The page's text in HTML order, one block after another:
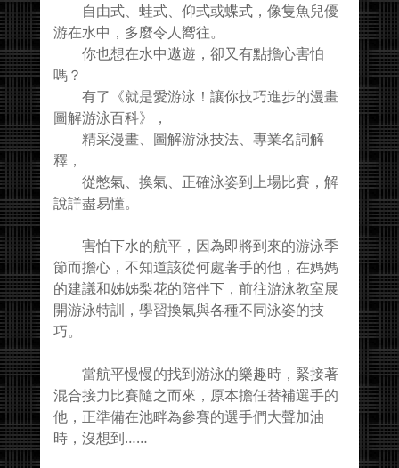
自由式、蛙式、仰式或蝶式，像隻魚兒優
游在水中，多麼令人嚮往。
你也想在水中遨遊，卻又有點擔心害怕
嗎？
有了《就是愛游泳！讓你技巧進步的漫畫
圖解游泳百科》，
精采漫畫、圖解游泳技法、專業名詞解
釋，
從憋氣、換氣、正確泳姿到上場比賽，解
說詳盡易懂。
害怕下水的航平，因為即將到來的游泳季
節而擔心，不知道該從何處著手的他，在媽媽
的建議和姊姊梨花的陪伴下，前往游泳教室展
開游泳特訓，學習換氣與各種不同泳姿的技
巧。
當航平慢慢的找到游泳的樂趣時，緊接著
混合接力比賽隨之而來，原本擔任替補選手的
他，正準備在池畔為參賽的選手們大聲加油
時，沒想到……